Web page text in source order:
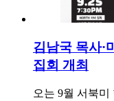
김남국 목사·
집회 개최
오는 9월 서북